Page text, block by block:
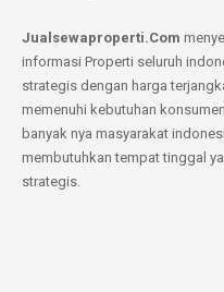
Jualsewaproperti.Com
informasi Properti seluruh
strategis dengan harga
memenuhi kebutuhan
banyak nya masyarakat
membutuhkan tempat tinggal
strategis.